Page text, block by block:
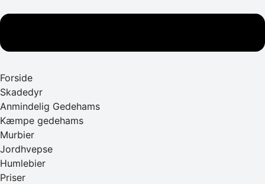
Forside
Skadedyr
Anmindelig Gedehams
Kæmpe gedehams
Murbier
Jordhvepse
Humlebier
Priser